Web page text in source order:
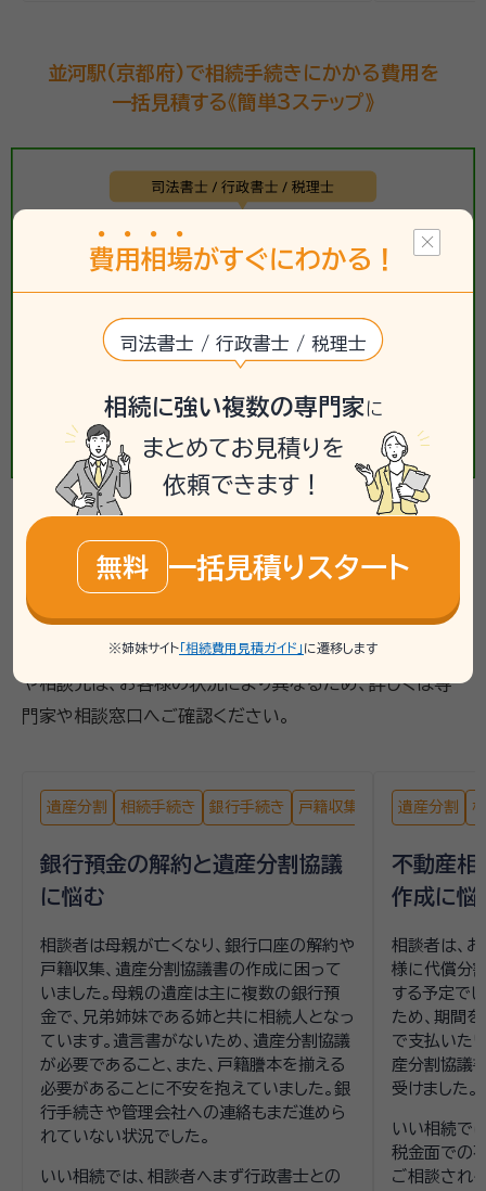
並河駅(京都府)で相続手続きにかかる費用を
一括見積する《簡単3ステップ》
掲載している相談事例は、「いい相続」で過去にお受けした
ご相談内容をもとに、個人が特定されないよう匿名化・一
部編集したうえで要約したものです。実際に必要な手続き
や相談先は、お客様の状況により異なるため、詳しくは専
門家や相談窓口へご確認ください。
遺産分割 相続手続き 銀行手続き 戸籍収集
銀行預金の解約と遺産分割協議
に悩む
相談者は母親が亡くなり、銀行口座の解約や
戸籍収集、遺産分割協議書の作成に困って
いました。母親の遺産は主に複数の銀行預
金で、兄弟姉妹である姉と共に相続人となっ
ています。遺言書がないため、遺産分割協議
が必要であること、また、戸籍謄本を揃える
必要があることに不安を抱えていました。銀
行手続きや管理会社への連絡もまだ進めら
れていない状況でした。
いい相続では、相談者へまず行政書士との
遺産分割
不動産相
作成に悩
相談者は、
様に代償分
する予定で
ため、期間
で支払いた
産分割協議
受けました。
いい相続で
税金面での
ご相談され
費用 相場がすぐにわかる！
司法書士 / 行政書士 / 税理士
相続に強い複数の専門家に
まとめてお見積りを
依頼できます！
無料 一括見積りスタート
※姉妹サイト 「相続費用見積ガイド」 に遷移します